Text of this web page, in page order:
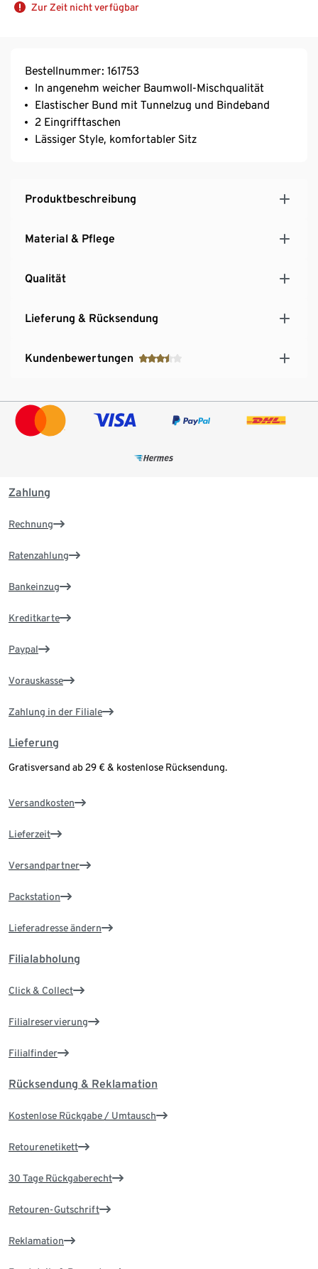
Zur Zeit nicht verfügbar
Bestellnummer: 161753
In angenehm weicher Baumwoll-Mischqualität
Elastischer Bund mit Tunnelzug und Bindeband
2 Eingrifftaschen
Lässiger Style, komfortabler Sitz
Produktbeschreibung
Material & Pflege
Qualität
Lieferung & Rücksendung
Kundenbewertungen
Zahlung
Rechnung
Ratenzahlung
Bankeinzug
Kreditkarte
Paypal
Vorauskasse
Zahlung in der Filiale
Lieferung
Gratisversand ab 29 € & kostenlose Rücksendung.
Versandkosten
Lieferzeit
Versandpartner
Packstation
Lieferadresse ändern
Filialabholung
Click & Collect
Filialreservierung
Filialfinder
Rücksendung & Reklamation
Kostenlose Rückgabe / Umtausch
Retourenetikett
30 Tage Rückgaberecht
Retouren-Gutschrift
Reklamation